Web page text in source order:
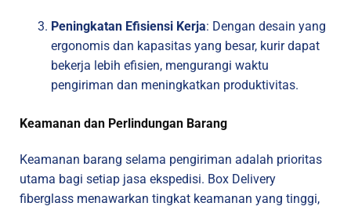
Peningkatan Efisiensi Kerja: Dengan desain yang
ergonomis dan kapasitas yang besar, kurir dapat
bekerja lebih efisien, mengurangi waktu
pengiriman dan meningkatkan produktivitas.
Keamanan dan Perlindungan Barang
Keamanan barang selama pengiriman adalah prioritas
utama bagi setiap jasa ekspedisi. Box Delivery
fiberglass menawarkan tingkat keamanan yang tinggi,